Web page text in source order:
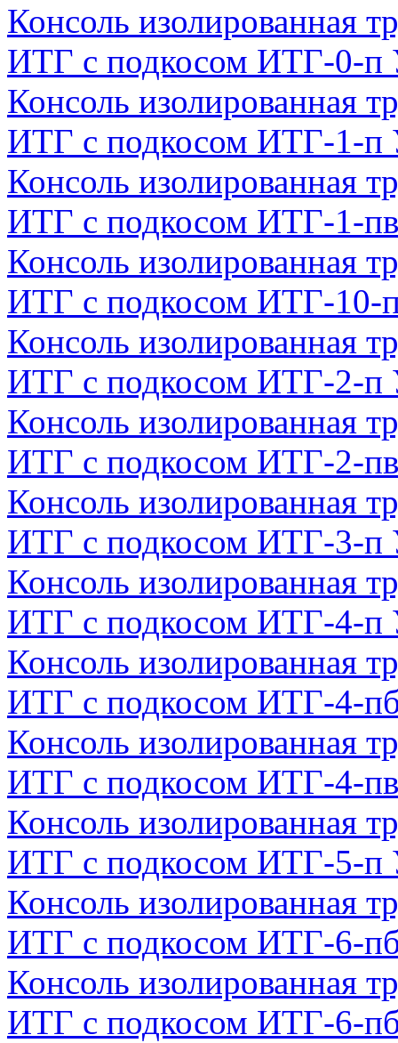
Консоль изолированная
ИТГ с подкосом ИТГ-0-п
Консоль изолированная
ИТГ с подкосом ИТГ-1-п
Консоль изолированная
ИТГ с подкосом ИТГ-1-
Консоль изолированная
ИТГ с подкосом ИТГ-10-
Консоль изолированная
ИТГ с подкосом ИТГ-2-п
Консоль изолированная
ИТГ с подкосом ИТГ-2-
Консоль изолированная
ИТГ с подкосом ИТГ-3-п
Консоль изолированная
ИТГ с подкосом ИТГ-4-п
Консоль изолированная
ИТГ с подкосом ИТГ-4-
Консоль изолированная
ИТГ с подкосом ИТГ-4-
Консоль изолированная
ИТГ с подкосом ИТГ-5-п
Консоль изолированная
ИТГ с подкосом ИТГ-6-
Консоль изолированная
ИТГ с подкосом ИТГ-6-